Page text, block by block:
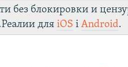
без блокировки и
дляiOS іAndroid.